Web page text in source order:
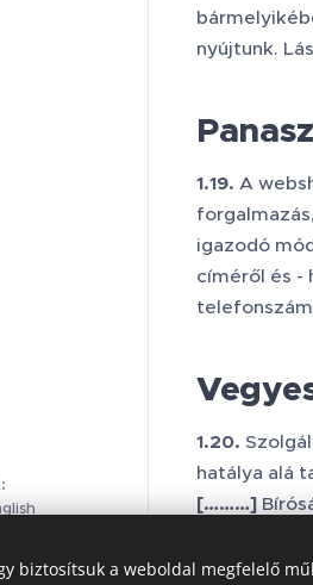
nyújtunk.
1.19. A
igazodó
címéről és -
1.20.
hatálya alá
[………]
Útja
biztosítsuk a weboldal megfelelő